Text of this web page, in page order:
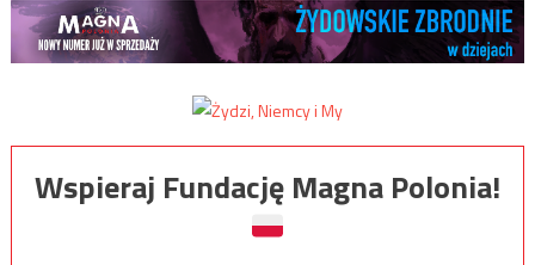
Wspieraj Fundację Magna Polonia!